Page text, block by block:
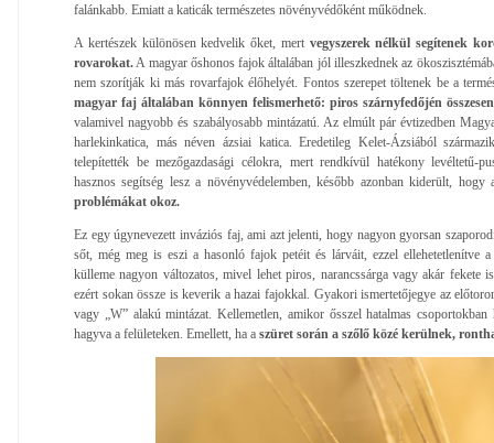
falánkabb. Emiatt a katicák természetes növényvédőként működnek.
A kertészek különösen kedvelik őket, mertvegyszerek nélkül segítenek
rovarokat. A magyar őshonos fajok általában jól illeszkednek az
nem szorítják ki más rovarfajok élőhelyét. Fontos szerepet töltenek be a
magyar faj általában könnyen felismerhető: piros szárnyfedőjén
valamivel nagyobb és szabályosabb mintázatú. Az elmúlt pár évtizedben
harlekinkatica, más néven ázsiai katica. Eredetileg Kelet-Ázsiából
telepítették be mezőgazdasági célokra, mert rendkívül hatékony levéltetű-
hasznos segítség lesz a növényvédelemben, később azonban kiderült, hogy
problémákat okoz.
Ez egy úgynevezett inváziós faj, ami azt jelenti, hogy nagyon gyorsan
sőt, még meg is eszi a hasonló fajok petéit és lárváit, ezzel ellehetetlenítve
külleme nagyon változatos, mivel lehet piros, narancssárga vagy akár fekete
ezért sokan össze is keverik a hazai fajokkal. Gyakori ismertetőjegye az
vagy „W” alakú mintázat. Kellemetlen, amikor ősszel hatalmas csoportokban
hagyva a felületeken. Emellett, ha a szüret során a szőlő közé kerülnek,